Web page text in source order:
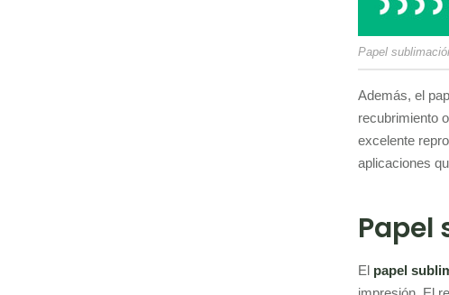
Papel
Además, el
recubrimiento
excelente
aplicaciones
Papel
El papel